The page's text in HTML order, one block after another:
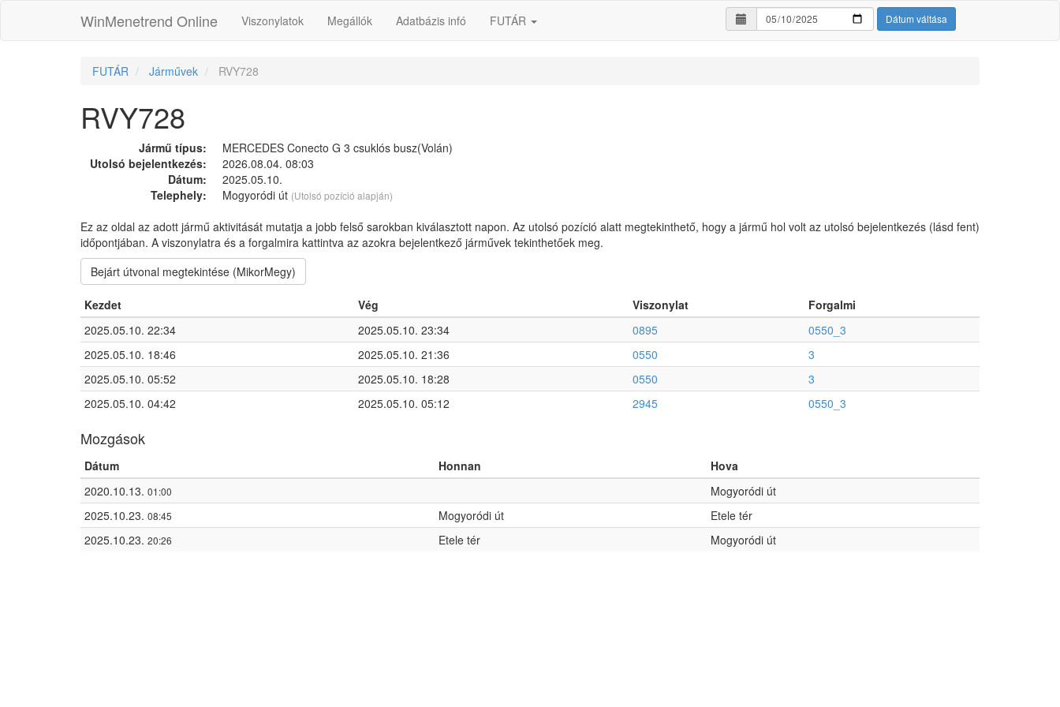
WinMenetrend Online Viszonylatok Megállók Adatbázis infó FUTÁR Dátum váltása
FUTÁR Járművek RVY728
RVY728
Jármű típus:
MERCEDES Conecto G 3 csuklós busz(Volán)
Utolsó bejelentkezés:
2026.08.04. 08:03
Dátum:
2025.05.10.
Telephely:
Mogyoródi út (Utolsó pozíció alapján)
Ez az oldal az adott jármű aktivitását mutatja a jobb felső sarokban kiválasztott napon. Az utolsó pozíció alatt megtekinthető, hogy a jármű hol volt az utolsó bejelentkezés (lásd fent)
időpontjában. A viszonylatra és a forgalmira kattintva az azokra bejelentkező járművek tekinthetőek meg.
Bejárt útvonal megtekintése (MikorMegy)
Kezdet Vég Viszonylat
Forgalmi
2025.05.10. 22:34
2025.05.10. 23:34 0895
0550_3
2025.05.10. 18:46
2025.05.10. 21:36 0550
3
2025.05.10. 05:52
2025.05.10. 18:28 0550
3
2025.05.10. 04:42
2025.05.10. 05:12 2945 0550_3
Mozgások
Dátum Honnan
Hova
2020.10.13. 01:00
Mogyoródi út
2025.10.23. 08:45 Mogyoródi út
Etele tér
2025.10.23. 20:26 Etele tér Mogyoródi út